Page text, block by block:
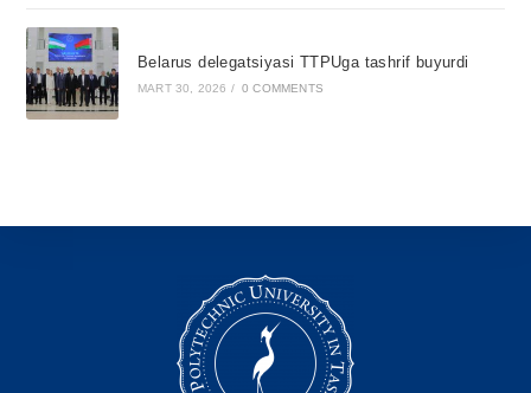
Belarus delegatsiyasi TTPUga tashrif buyurdi
MART 30, 2026 / 0 COMMENTS